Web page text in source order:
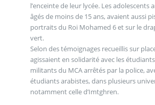
l’enceinte de leur lycée. Les adolescents
âgés de moins de 15 ans, avaient aussi
portraits du Roi Mohamed 6 et sur le
vert.
Selon des témoignages recueillis sur
agissaient en solidarité avec les
militants du MCA arrêtés par la police,
étudiants arabistes, dans plusieurs
notamment celle d’Imtghren.